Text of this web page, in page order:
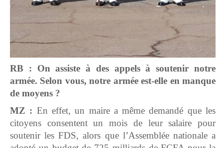
RB : On assiste à des appels à soutenir notre
armée. Selon vous, notre armée est-elle en manque
de moyens ?
MZ : En effet, un maire a même demandé que les
citoyens consentent un mois de leur salaire pour
soutenir les FDS, alors que l’Assemblée nationale a